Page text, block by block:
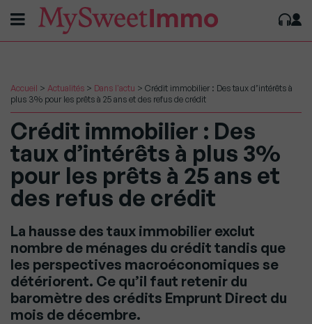
Accueil > Actualités > Dans l'actu > Crédit immobilier : Des taux d’intérêts à
plus 3% pour les prêts à 25 ans et des refus de crédit
Crédit immobilier : Des
taux d’intérêts à plus 3%
pour les prêts à 25 ans et
des refus de crédit
La hausse des taux immobilier exclut
nombre de ménages du crédit tandis que
les perspectives macroéconomiques se
détériorent. Ce qu’il faut retenir du
baromètre des crédits Emprunt Direct du
mois de décembre.